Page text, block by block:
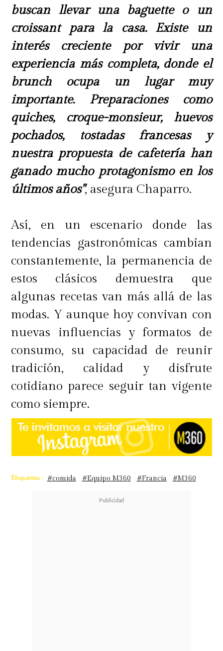
buscan llevar una baguette o un
croissant para la casa. Existe un
interés creciente por vivir una
experiencia más completa, donde el
brunch ocupa un lugar muy
importante. Preparaciones como
quiches, croque-monsieur, huevos
pochados, tostadas francesas y
nuestra propuesta de cafetería han
ganado mucho protagonismo en los
últimos años", asegura Chaparro.
Así, en un escenario donde las
tendencias gastronómicas cambian
constantemente, la permanencia de
estos clásicos demuestra que
algunas recetas van más allá de las
modas. Y aunque hoy convivan con
nuevas influencias y formatos de
consumo, su capacidad de reunir
tradición, calidad y disfrute
cotidiano parece seguir tan vigente
como siempre.
Etiquetas : #comida #Equipo M360 #Francia #M360